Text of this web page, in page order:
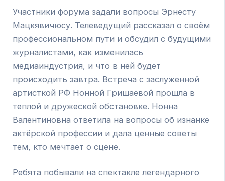
Участники форума задали вопросы Эрнесту
Мацкявичюсу. Телеведущий рассказал о своём
профессиональном пути и обсудил с будущими
журналистами, как изменилась
медиаиндустрия, и что в ней будет
происходить завтра. Встреча с заслуженной
артисткой РФ Нонной Гришаевой прошла в
теплой и дружеской обстановке. Нонна
Валентиновна ответила на вопросы об изнанке
актёрской профессии и дала ценные советы
тем, кто мечтает о сцене.
Ребята побывали на спектакле легендарного